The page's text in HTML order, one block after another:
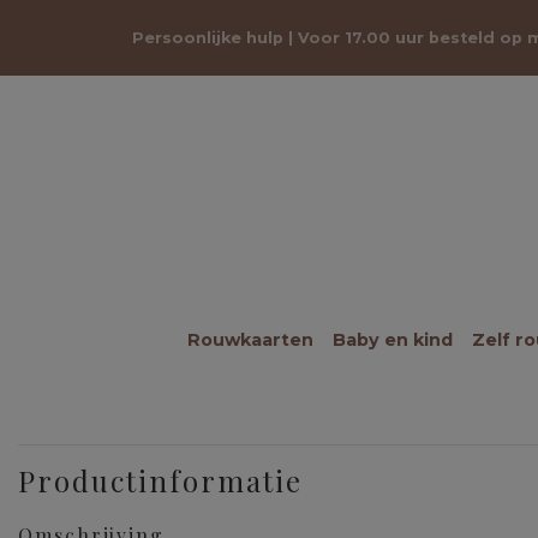
Persoonlijke hulp | Voor 17.00 uur besteld op
Rouwkaarten Baby en kind Zelf
Productinformatie